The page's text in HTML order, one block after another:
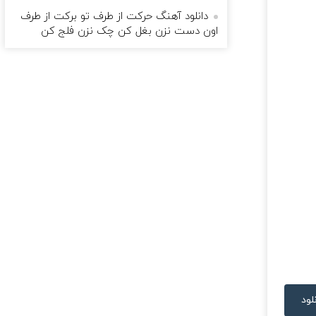
دانلود آهنگ حرکت از طرف تو برکت از طرف
اون دست نزن بغل کن چک نزن فلج کن